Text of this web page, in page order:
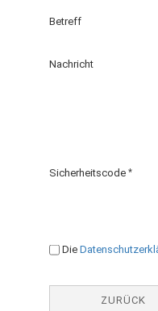
Betreff
Nachricht
Sicherheitscode
Die
ZURÜCK